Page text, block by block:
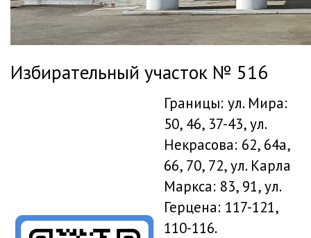
Избирательный участок № 516
Границы: ул. Мира:
50, 46, 37-43, ул.
Некрасова: 62, 64а,
66, 70, 72, ул. Карла
Маркса: 83, 91, ул.
Герцена: 117-121,
110-116.